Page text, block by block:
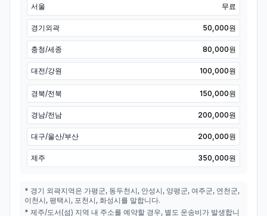
서울 무료
경기외곽 50,000원
충청/세종 80,000원
대전/강원 100,000원
경북/전북 150,000원
경남/전남 200,000원
대구/울산/부산 200,000원
제주 350,000원
* 경기 외곽지역은 가평군, 동두천시, 안성시, 양평군, 여주군, 연천군,
이천시, 평택시, 포천시, 화성시를 말합니다.
* 제주/도서(섬) 지역 내 주소를 예약할 경우, 별도 운송비가 발생합니